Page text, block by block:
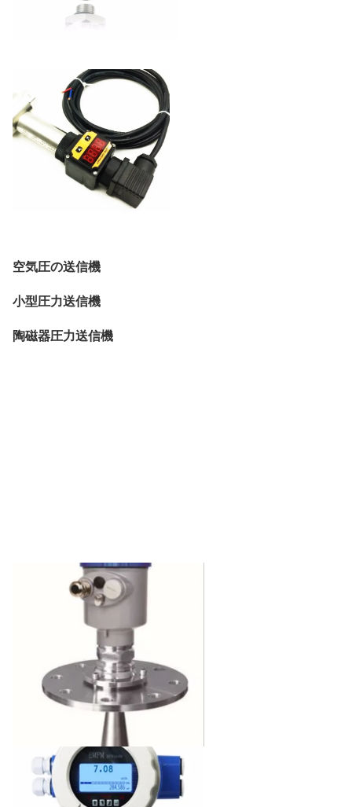
空気圧の送信機
小型圧力送信機
陶磁器圧力送信機